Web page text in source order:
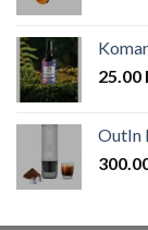
25.00
OutIn